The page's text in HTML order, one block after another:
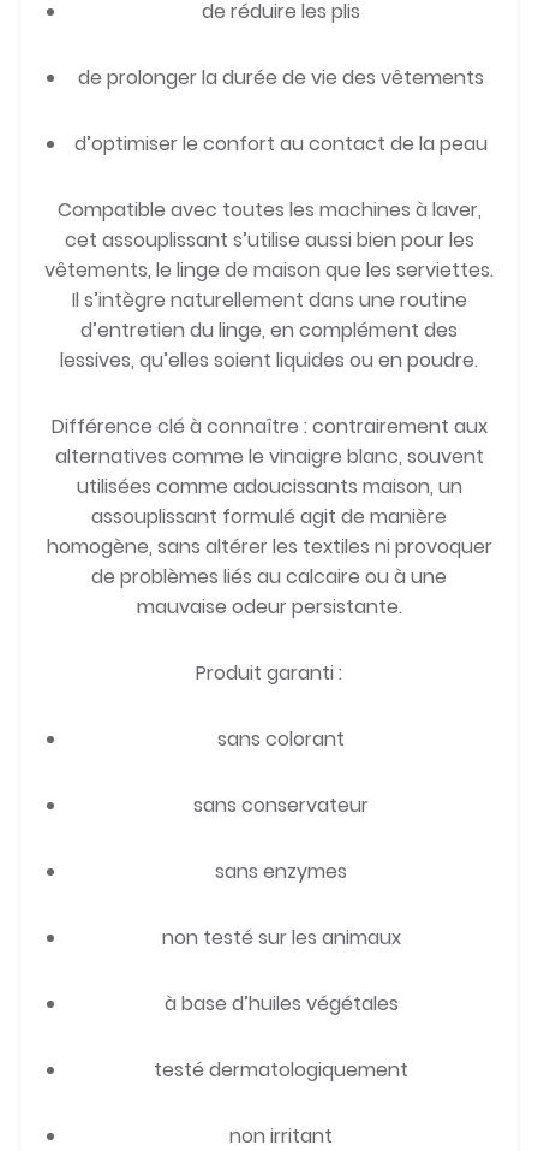
de réduire les plis
de prolonger la durée de vie des vêtements
d’optimiser le confort au contact de la peau
Compatible avec toutes les machines à laver,
cet assouplissant s’utilise aussi bien pour les
vêtements, le linge de maison que les serviettes.
Il s’intègre naturellement dans une routine
d’entretien du linge, en complément des
lessives, qu’elles soient liquides ou en poudre.
Différence clé à connaître : contrairement aux
alternatives comme le vinaigre blanc, souvent
utilisées comme adoucissants maison, un
assouplissant formulé agit de manière
homogène, sans altérer les textiles ni provoquer
de problèmes liés au calcaire ou à une
mauvaise odeur persistante.
Produit garanti :
sans colorant
sans conservateur
sans enzymes
non testé sur les animaux
à base d’huiles végétales
testé dermatologiquement
non irritant